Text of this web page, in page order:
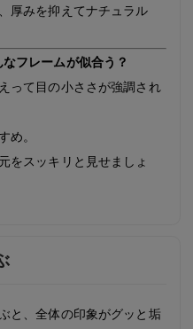
厚みを抑えてナチュラル
フレームが似合う？
って目の小ささが強調され
め。
をスッキリと見せましょ
と、全体の印象がグッと垢